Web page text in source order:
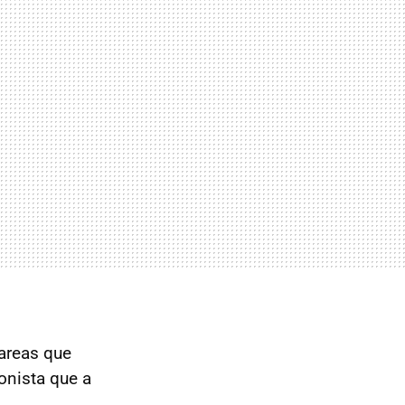
que
que a